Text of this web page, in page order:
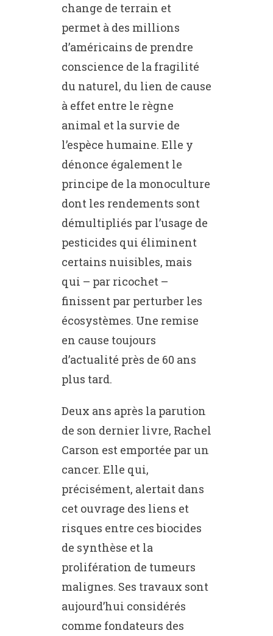
change de terrain et
permet à des millions
d’américains de prendre
conscience de la fragilité
du naturel, du lien de cause
à effet entre le règne
animal et la survie de
l’espèce humaine. Elle y
dénonce également le
principe de la monoculture
dont les rendements sont
démultipliés par l’usage de
pesticides qui éliminent
certains nuisibles, mais
qui – par ricochet –
finissent par perturber les
écosystèmes. Une remise
en cause toujours
d’actualité près de 60 ans
plus tard.
Deux ans après la parution
de son dernier livre, Rachel
Carson est emportée par un
cancer. Elle qui,
précisément, alertait dans
cet ouvrage des liens et
risques entre ces biocides
de synthèse et la
prolifération de tumeurs
malignes. Ses travaux sont
aujourd’hui considérés
comme fondateurs des